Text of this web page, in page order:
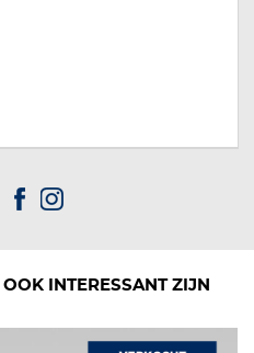
INTERESSANT ZIJN